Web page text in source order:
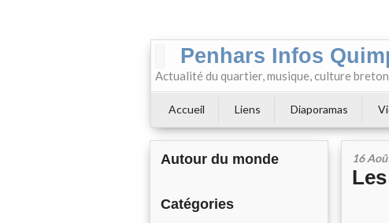
Penhars Infos
Actualité du quartier, musique, culture
Accueil Liens Diaporamas
Autour du monde
Catégories
16